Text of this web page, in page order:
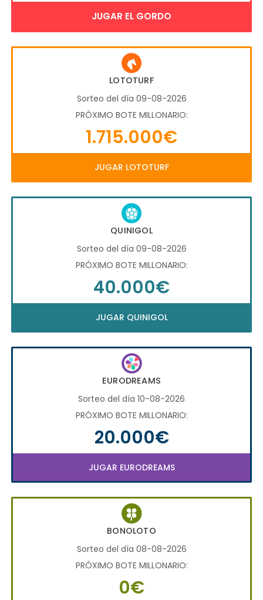
JUGAR EL GORDO
LOTOTURF
Sorteo del día 09-08-2026
PRÓXIMO BOTE MILLONARIO:
1.715.000€
JUGAR LOTOTURF
QUINIGOL
Sorteo del día 09-08-2026
PRÓXIMO BOTE MILLONARIO:
40.000€
JUGAR QUINIGOL
EURODREAMS
Sorteo del día 10-08-2026
PRÓXIMO BOTE MILLONARIO:
20.000€
JUGAR EURODREAMS
BONOLOTO
Sorteo del día 08-08-2026
PRÓXIMO BOTE MILLONARIO:
0€